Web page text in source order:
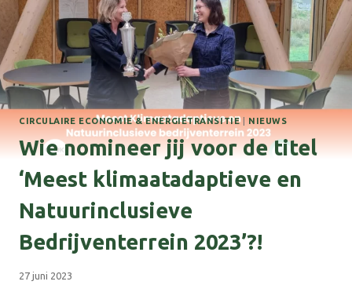
CIRCULAIRE ECONOMIE & ENERGIETRANSITIE| NIEUWS
Wie nomineer jij voor de titel
‘Meest klimaatadaptieve en
Natuurinclusieve
Bedrijventerrein 2023’?!
27 juni 2023